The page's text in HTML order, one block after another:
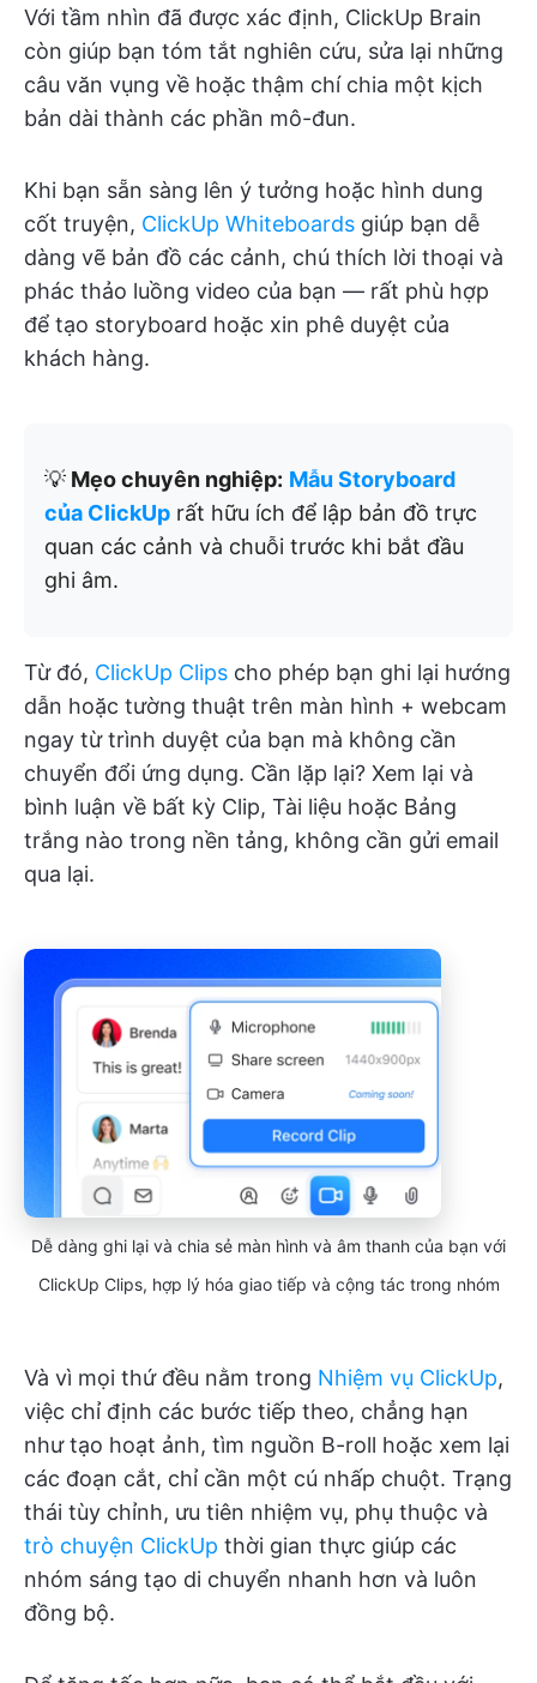
Với tầm nhìn đã được xác định, ClickUp Brain
còn giúp bạn tóm tắt nghiên cứu, sửa lại những
câu văn vụng về hoặc thậm chí chia một kịch
bản dài thành các phần mô-đun.
Khi bạn sẵn sàng lên ý tưởng hoặc hình dung
cốt truyện, ClickUp Whiteboards giúp bạn dễ
dàng vẽ bản đồ các cảnh, chú thích lời thoại và
phác thảo luồng video của bạn — rất phù hợp
để tạo storyboard hoặc xin phê duyệt của
khách hàng.
💡 Mẹo chuyên nghiệp: Mẫu Storyboard
của ClickUp rất hữu ích để lập bản đồ trực
quan các cảnh và chuỗi trước khi bắt đầu
ghi âm.
Từ đó, ClickUp Clips cho phép bạn ghi lại hướng
dẫn hoặc tường thuật trên màn hình + webcam
ngay từ trình duyệt của bạn mà không cần
chuyển đổi ứng dụng. Cần lặp lại? Xem lại và
bình luận về bất kỳ Clip, Tài liệu hoặc Bảng
trắng nào trong nền tảng, không cần gửi email
qua lại.
Dễ dàng ghi lại và chia sẻ màn hình và âm thanh của bạn với
ClickUp Clips, hợp lý hóa giao tiếp và cộng tác trong nhóm
Và vì mọi thứ đều nằm trong Nhiệm vụ ClickUp,
việc chỉ định các bước tiếp theo, chẳng hạn
như tạo hoạt ảnh, tìm nguồn B-roll hoặc xem lại
các đoạn cắt, chỉ cần một cú nhấp chuột. Trạng
thái tùy chỉnh, ưu tiên nhiệm vụ, phụ thuộc và
trò chuyện ClickUp thời gian thực giúp các
nhóm sáng tạo di chuyển nhanh hơn và luôn
đồng bộ.